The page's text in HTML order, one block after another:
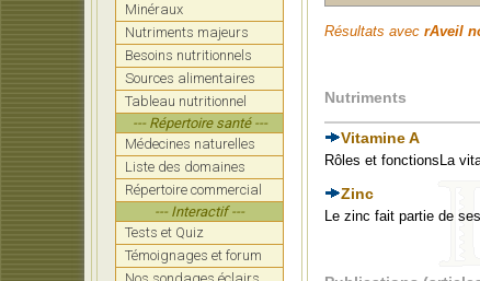
Minéraux
Nutriments majeurs
Besoins nutritionnels
Sources alimentaires
Tableau nutritionnel
--- Répertoire santé ---
Médecines naturelles
Liste des domaines
Répertoire commercial
--- Interactif ---
Tests et Quiz
Témoignages et forum
Résultats avec rAveil
Nutriments
Vitamine A
Rôles et fonctionsLa
Zinc
Le zinc fait partie de